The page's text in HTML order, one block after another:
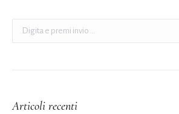
Articoli recenti